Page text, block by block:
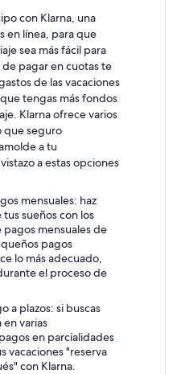
con Klarna, una
en línea, para que
sea más fácil para
de pagar en cuotas te
de las vacaciones
tengas más fondos
Klarna ofrece varios
que seguro
a tu
a estas opciones
mensuales: haz
sueños con los
pagos mensuales de
pagos
lo más adecuado,
el proceso de
a plazos: si buscas
varias
en parcialidades
vacaciones "reserva
con Klarna.